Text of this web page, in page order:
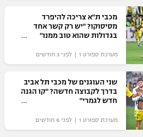
מכבי ת"א צריכה להיפרד
מסיסוקו? "יש רק קשר אחד
בגדולות שהוא טוב ממנו"
מערכת ספורט 1 | לפני 3 חודשים
שני העוגנים של מכבי תל אביב
בדרך לקבוצה חדשה? "קו הגנה
חדש לגמרי"
מערכת ספורט 1 | לפני 6 חודשים